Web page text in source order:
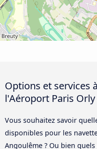
Options et services
l'Aéroport Paris
Vous souhaitez savoir
disponibles pour les
Angoulême ? Ou bien